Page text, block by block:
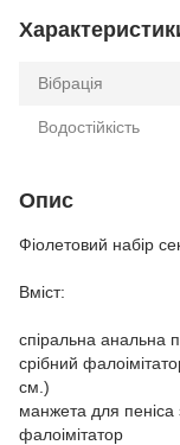
Вібрація
Водостійкість
Опис
Фіолетовий набір
Вміст:
спіральна анальна
срібний
см.)
манжета для пеніса
фалоімітатор